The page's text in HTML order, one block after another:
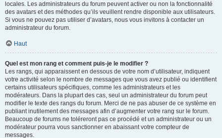
locales. Les administrateurs du forum peuvent activer ou non la fonctionnalité
des avatars et des méthodes qu’ils veuillent rendre disponible aux utilisateurs.
Si vous ne pouvez pas utiliser d’avatars, nous vous invitons à contacter un
administrateur du forum.
Haut
Quel est mon rang et comment puis-je le modifier ?
Les rangs, qui apparaissent en dessous de votre nom d’utilisateur, indiquent
votre activité selon le nombre de messages que vous avez publié ou identifient
certains utilisateurs spécifiques, comme les administrateurs et les
modérateurs. Dans la plupart des cas, seul un administrateur du forum peut
modifier le texte des rangs du forum. Merci de ne pas abuser de ce système en
publiant inutilement des messages afin d’augmenter votre rang sur le forum.
Beaucoup de forums ne toléreront pas ce procédé et un administrateur ou un
modérateur pourra vous sanctionner en abaissant votre compteur de
messages.